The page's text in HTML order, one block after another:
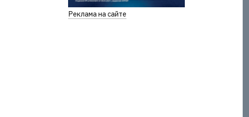
Реклама на сайте